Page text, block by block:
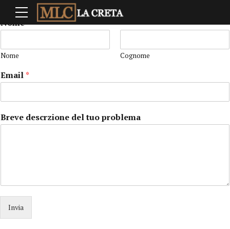
Nome*
Nome Cognome
Email*
Breve descrzione del tuo problema
Invia